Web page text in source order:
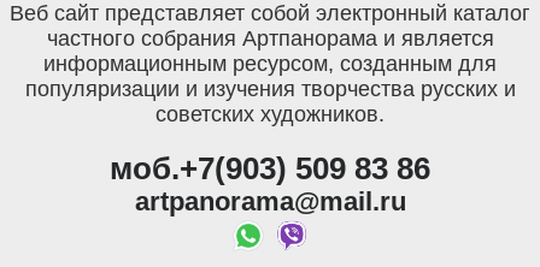
Веб сайт представляет собой электронный каталог
частного собрания Артпанорама и является
информационным ресурсом, созданным для
популяризации и изучения творчества русских и
советских художников.
моб.+7(903) 509 83 86
artpanorama@mail.ru